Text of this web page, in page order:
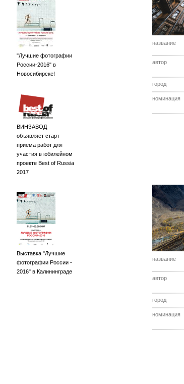
"Лучшие фотографии
России-2016" в
Новосибирске!
ВИНЗАВОД
объявляет старт
приема работ для
участия в юбилейном
проекте Best of Russia
2017
Выставка "Лучшие
фотографии России -
2016" в Калининграде
название
автор
город
номинация
название
автор
город
номинация